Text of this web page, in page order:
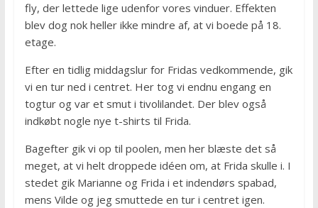
fly, der lettede lige udenfor vores vinduer. Effekten
blev dog nok heller ikke mindre af, at vi boede på 18.
etage.
Efter en tidlig middagslur for Fridas vedkommende, gik
vi en tur ned i centret. Her tog vi endnu engang en
togtur og var et smut i tivolilandet. Der blev også
indkøbt nogle nye t-shirts til Frida.
Bagefter gik vi op til poolen, men her blæste det så
meget, at vi helt droppede idéen om, at Frida skulle i. I
stedet gik Marianne og Frida i et indendørs spabad,
mens Vilde og jeg smuttede en tur i centret igen.